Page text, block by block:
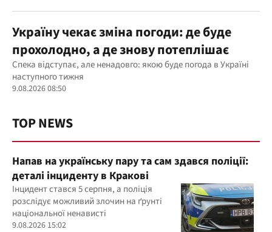
Україну чекає зміна погоди: де буде
прохолодно, а де знову потеплішає
Спека відступає, але ненадовго: якою буде погода в Україні
наступного тижня
9.08.2026 08:50
TOP NEWS
Напав на українську пару та сам здався поліції:
деталі інциденту в Кракові
Інцидент стався 5 серпня, а поліція
розслідує можливий злочин на ґрунті
національної ненависті
9.08.2026 15:02